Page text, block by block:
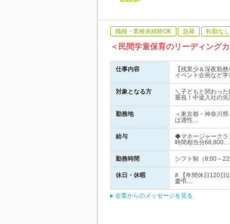
職種・業種未経験OK 急募 転勤なし
＜民間学童保育のリーディング
仕事内容
【残業少＆深夜勤
イベント企画など
対象となる方
＼子どもと関わっ
重視！中途入社の
勤務地
＜東京都・神奈川
は適性…
給与
◆マネージャークラ
時間相当分68,800…
勤務時間 シフト制（8:00～
休日・休暇
# 【年間休日120
慶弔…
企業からのメッセージを見る